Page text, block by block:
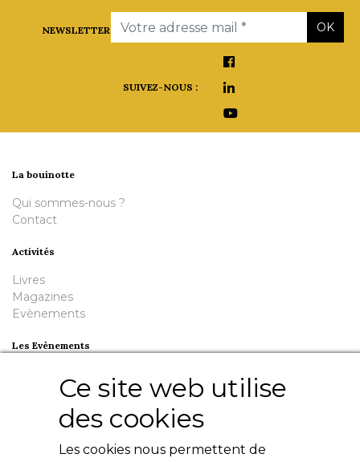
Ce site web utilise
des cookies
Les cookies nous permettent de
NEWSLETTER
Email OK
SUIVEZ-NOUS :
La bouinotte
Qui sommes-nous ?
Contact
Activités
Livres
Magazines
Evènements
Les Evènements
Nuit de la Bouinotte
Besoin d'aide ?